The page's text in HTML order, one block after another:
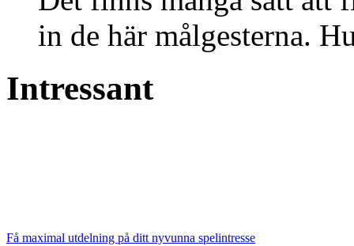
in de här målgesterna.
Intressant
Få maximal utdelning på ditt nyvunna spelintresse